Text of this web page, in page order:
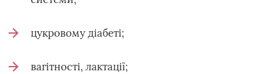
цукровому діабеті;
вагітності, лактації;